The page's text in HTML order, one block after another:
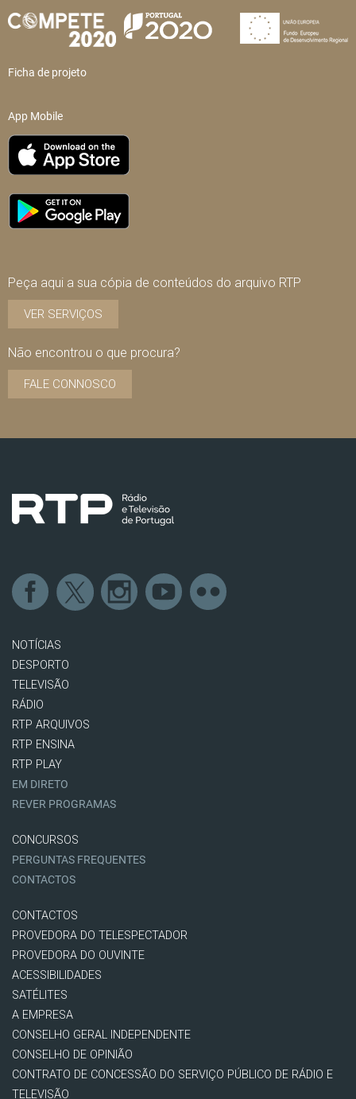
Ficha de projeto
App Mobile
Peça aqui a sua cópia de conteúdos do arquivo RTP
VER SERVIÇOS
Não encontrou o que procura?
FALE CONNOSCO
NOTÍCIAS
DESPORTO
TELEVISÃO
RÁDIO
RTP ARQUIVOS
RTP ENSINA
RTP PLAY
EM DIRETO
REVER PROGRAMAS
CONCURSOS
PERGUNTAS FREQUENTES
CONTACTOS
CONTACTOS
PROVEDORA DO TELESPECTADOR
PROVEDORA DO OUVINTE
ACESSIBILIDADES
SATÉLITES
A EMPRESA
CONSELHO GERAL INDEPENDENTE
CONSELHO DE OPINIÃO
CONTRATO DE CONCESSÃO DO SERVIÇO PÚBLICO DE RÁDIO E
TELEVISÃO